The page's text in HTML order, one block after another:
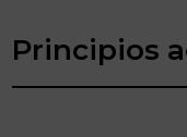
Principios